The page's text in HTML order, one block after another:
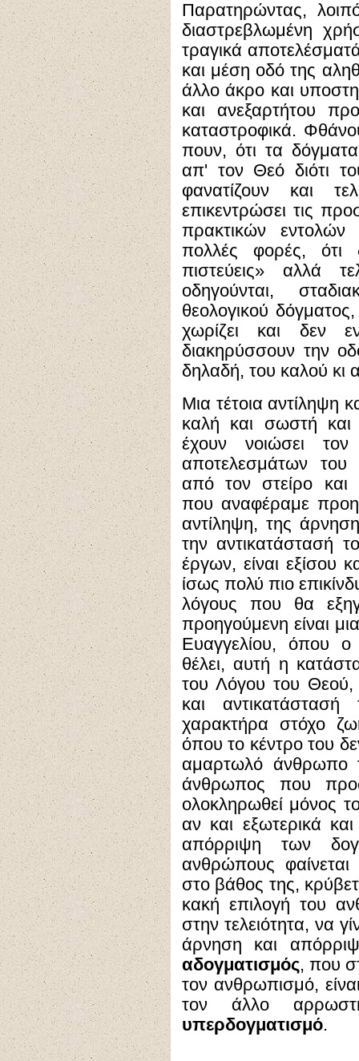
Παρατηρώντας,
διαστρεβλωμένη
τραγικά
και μέση οδό της
άλλο άκρο και
και ανεξαρτήτου
καταστροφικά.
πουν, ότι τα
απ' τον Θεό διότι
φανατίζουν και
επικεντρώσει τις
πρακτικών
πολλές φορές, ότι
πιστεύεις» αλλά
οδηγούνται,
θεολογικού δόγματος,
χωρίζει και δεν
διακηρύσσουν την
δηλαδή, του καλού
Μια τέτοια αντίληψη
καλή και σωστή και
έχουν νοιώσει
αποτελεσμάτων του
από τον στείρο και
που αναφέραμε
αντίληψη, της
την αντικατάστασή
έργων, είναι εξίσου
ίσως πολύ πιο
λόγους που θα
προηγούμενη είναι
Ευαγγελίου, όπου
θέλει, αυτή η
του Λόγου του Θεού,
και
χαρακτήρα στόχο
όπου το κέντρο του
αμαρτωλό άνθρωπο
άνθρωπος που
ολοκληρωθεί μόνος
αν και εξωτερικά
απόρριψη των
ανθρώπους
στο βάθος της,
κακή επιλογή του
στην τελειότητα, να
άρνηση και
αδογματισμός, που
τον ανθρωπισμό,
τον άλλο
υπερδογματισμό.